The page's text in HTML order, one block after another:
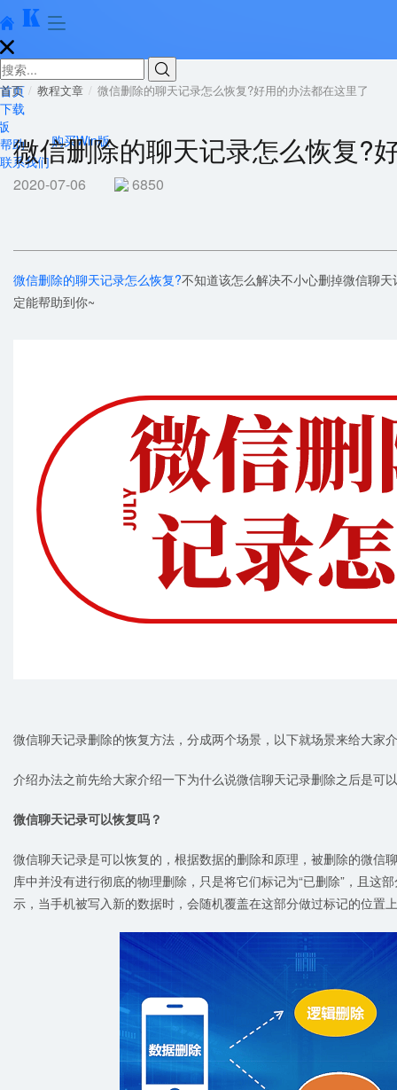
  


首页
下载
购买Win版
帮助
联系我们
首页 教程文章 微信删除的聊天记录怎么恢复?好用的办法都在这里了
微信删除的聊天记录怎么恢复?
2020-07-06 6850
微信删除的聊天记录怎么恢复?不知道该怎么解决不小心删掉微信聊
定能帮助到你~
微信聊天记录删除的恢复方法，分成两个场景，以下就场景来给大家
介绍办法之前先给大家介绍一下为什么说微信聊天记录删除之后是可
微信聊天记录可以恢复吗？
微信聊天记录是可以恢复的，根据数据的删除和原理，被删除的微信
库中并没有进行彻底的物理删除，只是将它们标记为“已删除”，且这
示，当手机被写入新的数据时，会随机覆盖在这部分做过标记的位置